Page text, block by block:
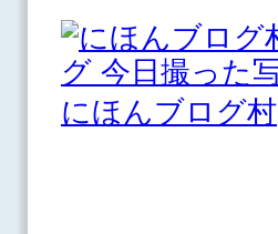
にほんブログ村